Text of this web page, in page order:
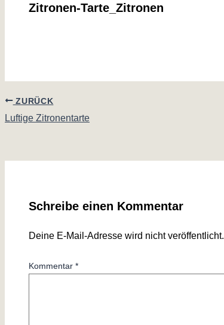
Zitronen-Tarte_Zitronen
ZURÜCK
Luftige Zitronentarte
Schreibe einen Kommentar
Deine E-Mail-Adresse wird nicht veröffentlicht.
Kommentar *